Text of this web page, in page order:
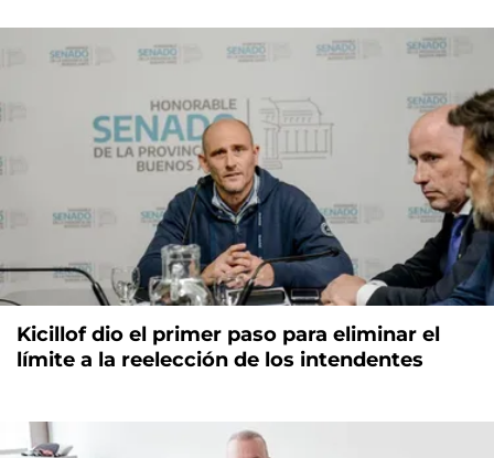
Kicillof dio el primer paso para eliminar el
límite a la reelección de los intendentes